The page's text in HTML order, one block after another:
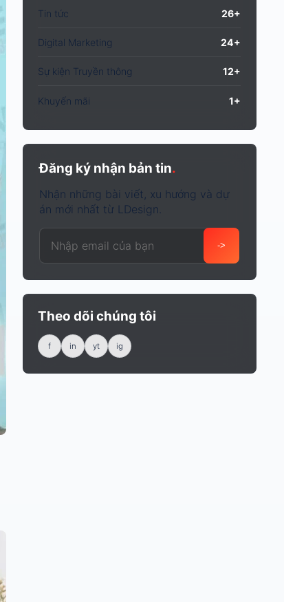
Tin tức 26+
Digital Marketing 24+
Sự kiện Truyền thông 12+
Khuyến mãi 1+
Đăng ký nhận bản tin.
Nhận những bài viết, xu hướng và dự
án mới nhất từ LDesign.
Email của bạn
->
Theo dõi chúng tôi
f in yt ig